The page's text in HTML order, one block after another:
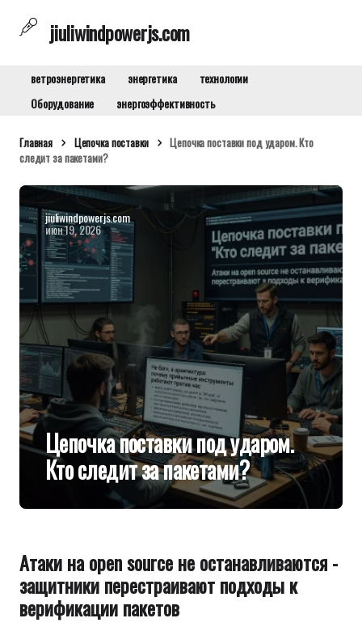
jiuliwindpowerjs.com
ветроэнергетика энергетика
технологии
Оборудование
энергоэффективность
Главная Цепочка поставки
Цепочка поставки под ударом. Кто
следит за пакетами?
jiuliwindpowerjs.com
июн 19, 2026
Цепочка поставки под ударом.
Кто следит за пакетами?
Атаки на open source не останавливаются -
защитники перестраивают подходы к
верификации пакетов